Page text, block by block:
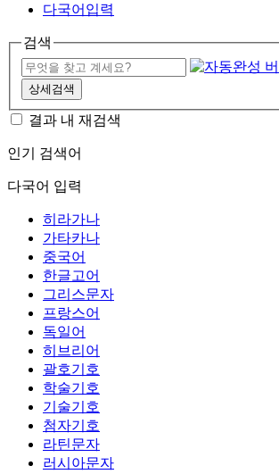
다국어입력
검색
상세검색
결과 내 재검색
인기 검색어
다국어 입력
히라가나
가타카나
중국어
한글고어
그리스문자
프랑스어
독일어
히브리어
괄호기호
학술기호
기술기호
첨자기호
라틴문자
러시아문자